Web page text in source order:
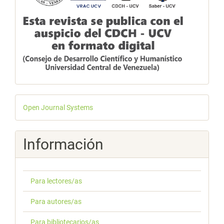
Desarrollado
por
Open Journal Systems
Información
Para lectores/as
Para autores/as
Para bibliotecarios/as